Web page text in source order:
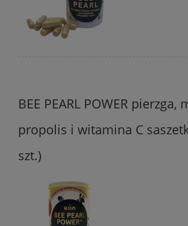
BEE PEARL POWER pierzga,
propolis i witamina C
szt.)